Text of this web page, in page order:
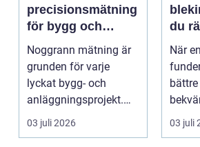
precisionsmätning
för bygg och
anläggning
Noggrann mätning är
grunden för varje
lyckat bygg- och
anläggningsprojekt.
När tidsplaner är
pressad...
03 juli 2026
blekinge
du
din
När
03 juli